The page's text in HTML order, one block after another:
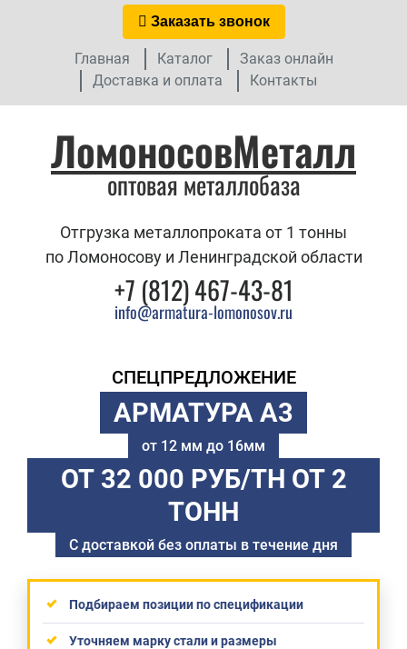
Заказать звонок
Главная Каталог
Заказ онлайн
Доставка и оплата
Контакты
ЛомоносовМеталл
оптовая металлобаза
Отгрузка металлопроката от 1 тонны
по Ломоносову и Ленинградской области
+7 (812) 467-43-81
info@armatura-lomonosov.ru
СПЕЦПРЕДЛОЖЕНИЕ
АРМАТУРА А3
от 12 мм до 16мм
ОТ 32 000 РУБ/ТН ОТ 2
ТОНН
С доставкой без оплаты в течение дня
Подбираем позиции по спецификации
Уточняем марку стали и размеры